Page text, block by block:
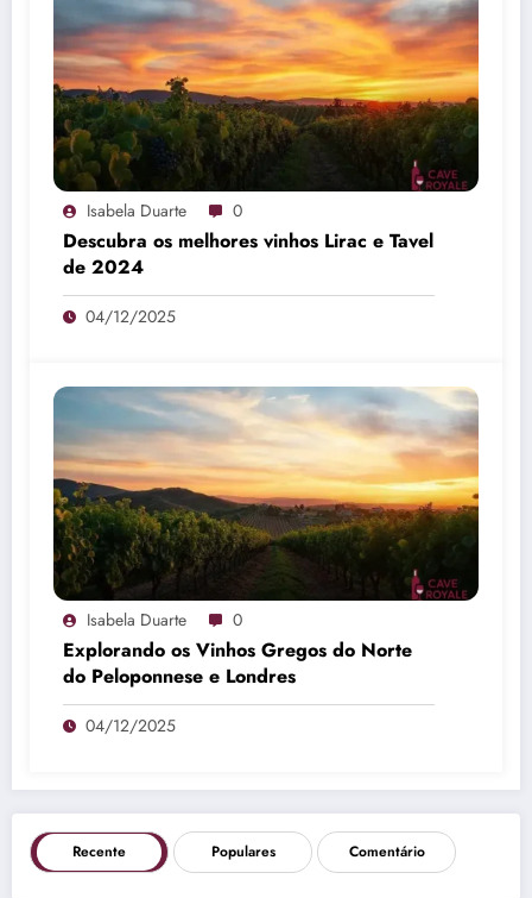
Isabela Duarte 0
Descubra os melhores vinhos Lirac e Tavel
de 2024
04/12/2025
Isabela Duarte 0
Explorando os Vinhos Gregos do Norte
do Peloponnese e Londres
04/12/2025
Recente Populares Comentário